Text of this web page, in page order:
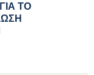
ΤΟ